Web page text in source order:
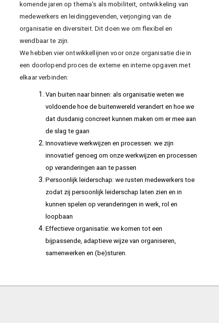
komende jaren op thema’s als mobiliteit, ontwikkeling van
medewerkers en leidinggevenden, verjonging van de
organisatie en diversiteit. Dit doen we om flexibel en
wendbaar te zijn.
We hebben vier ontwikkellijnen voor onze organisatie die in
een doorlopend proces de externe en interne opgaven met
elkaar verbinden:
Van buiten naar binnen: als organisatie weten we
voldoende hoe de buitenwereld verandert en hoe we
dat dusdanig concreet kunnen maken om er mee aan
de slag te gaan
Innovatieve werkwijzen en processen: we zijn
innovatief genoeg om onze werkwijzen en processen
op veranderingen aan te passen
Persoonlijk leiderschap: we rusten medewerkers toe
zodat zij persoonlijk leiderschap laten zien en in
kunnen spelen op veranderingen in werk, rol en
loopbaan
Effectieve organisatie: we komen tot een
bijpassende, adaptieve wijze van organiseren,
samenwerken en (be)sturen.